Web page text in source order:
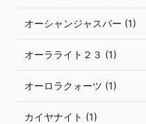
オーシャンジャスパー (1)
オーラライト２３ (1)
オーロラクォーツ (1)
カイヤナイト (1)